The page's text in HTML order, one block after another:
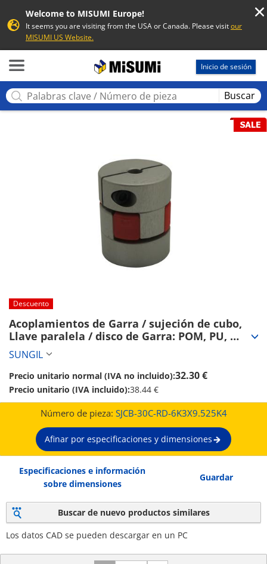
Welcome to MISUMI Europe!
It seems you are visiting from the USA or Canada. Please visitour
MISUMI US Website.
Inicio de sesión
Buscar
Descuento
Acoplamientos de Garra / sujeción de cubo,
Llave paralela / disco de Garra: POM, PU,
elastómero de poliéster / cuerpo: aluminio /
SJC / SUNGIL (SJCB-30C-RD-6K3X9.525K4)
SUNGIL
Precio unitario normal (IVA no incluido):32.30 €
Precio unitario (IVA incluido):38.44 €
Número de pieza: SJCB-30C-RD-6K3X9.525K4
Afinar por especificaciones y dimensiones
Especificaciones e información
sobre dimensiones
Guardar
Buscar de nuevo productos similares
Los datos CAD se pueden descargar en un PC